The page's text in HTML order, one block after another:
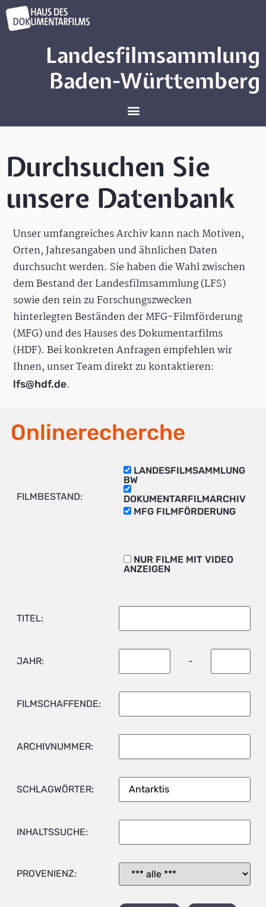
Landesfilmsammlung
Baden-Württemberg
Durchsuchen Sie
unsere Datenbank
Unser umfangreiches Archiv kann nach Motiven,
Orten, Jahresangaben und ähnlichen Daten
durchsucht werden. Sie haben die Wahl zwischen
dem Bestand der Landesfilmsammlung (LFS)
sowie den rein zu Forschungszwecken
hinterlegten Beständen der MFG-Filmförderung
(MFG) und des Hauses des Dokumentarfilms
(HDF). Bei konkreten Anfragen empfehlen wir
Ihnen, unser Team direkt zu kontaktieren:
lfs@hdf.de.
Onlinerecherche
FILMBESTAND:
LANDESFILMSAMMLUNG
BW
DOKUMENTARFILMARCHIV
MFG FILMFÖRDERUNG
NUR FILME MIT VIDEO
ANZEIGEN
TITEL:
JAHR: -
FILMSCHAFFENDE:
ARCHIVNUMMER:
SCHLAGWÖRTER:
INHALTSSUCHE:
PROVENIENZ: